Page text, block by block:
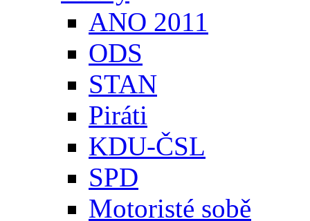
ANO 2011
ODS
STAN
Piráti
KDU-ČSL
SPD
Motoristé sobě